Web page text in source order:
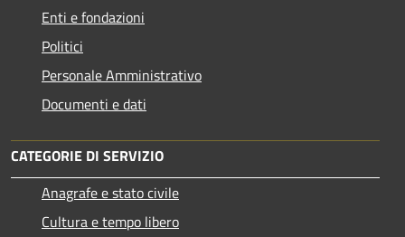
Enti e fondazioni
Politici
Personale Amministrativo
Documenti e dati
CATEGORIE DI SERVIZIO
Anagrafe e stato civile
Cultura e tempo libero